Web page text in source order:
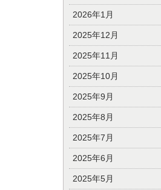
2026年1月
2025年12月
2025年11月
2025年10月
2025年9月
2025年8月
2025年7月
2025年6月
2025年5月